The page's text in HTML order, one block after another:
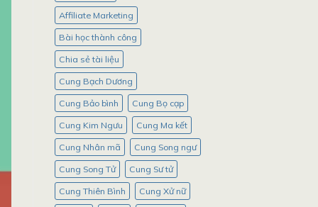
Affiliate Marketing
Bài học thành công
Chia sẻ tài liệu
Cung Bạch Dương
Cung Bảo bình Cung Bọ cạp
Cung Kim Ngưu Cung Ma kết
Cung Nhân mã Cung Song ngư
Cung Song Tử Cung Sư tử
Cung Thiên Bình Cung Xử nữ